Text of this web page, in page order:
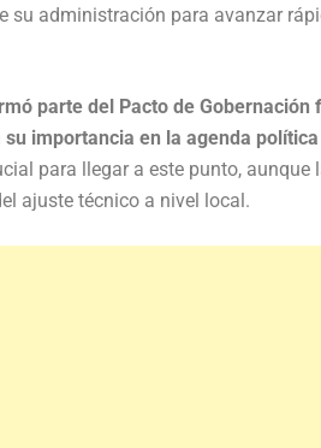
su administración para avanzar
parte del Pacto de
importancia en la agenda
para llegar a este punto,
ajuste técnico a nivel local.